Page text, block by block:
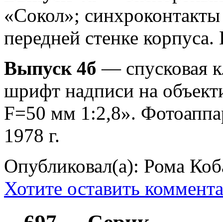
«Сокол»;
передней стенке
Выпуск 4б — спусковая
шрифт надписи на
F=50 мм 1:2,8».
1978 г.
Опубликовал(а): Рома
Хотите оставить